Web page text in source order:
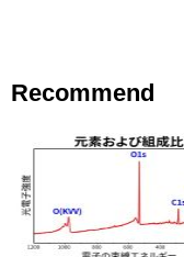
Recommend